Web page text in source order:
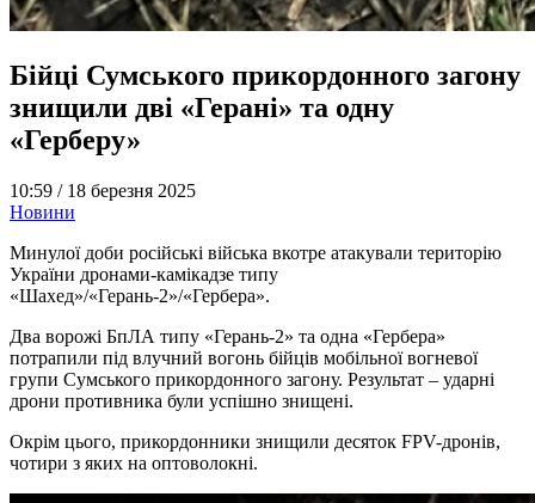
Бійці Сумського прикордонного загону
знищили дві «Герані» та одну
«Герберу»
10:59 / 18 березня 2025
Новини
Минулої доби російські війська вкотре атакували територію
України дронами-камікадзе типу
«Шахед»/«Герань-2»/«Гербера».
Два ворожі БпЛА типу «Герань-2» та одна «Гербера»
потрапили під влучний вогонь бійців мобільної вогневої
групи Сумського прикордонного загону. Результат – ударні
дрони противника були успішно знищені.
Окрім цього, прикордонники знищили десяток FPV-дронів,
чотири з яких на оптоволокні.